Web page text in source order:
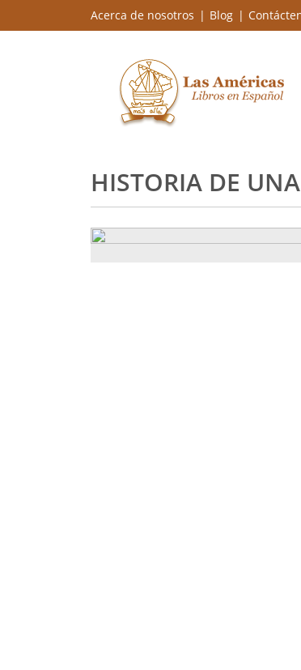
Acerca de nosotros Blog
HISTORIA DE